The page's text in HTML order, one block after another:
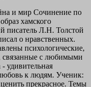
и мир Сочинение по
хамского
писатель Л.Н. Толстой
о нравственных.
психологические,
связанные с любимыми
удивительная
к людям. Ученик:
прекрасное. Темы